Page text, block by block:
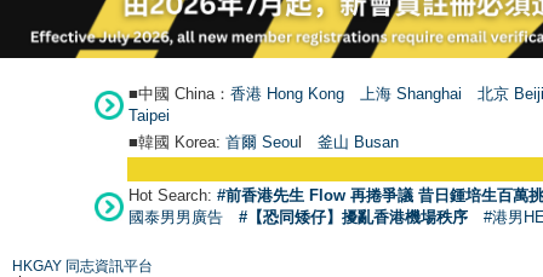
■中國 China： 香港 Hong Kong 上海 Shanghai
北京
Taipei
■韓國 Korea: 首爾 Seoul 釜山 Busan
Hot Search: #前香港先生 Flow 再捲爭議 昔日鍾培生百萬
國泰男男廣告
#【恐同矮仔】擾亂香港機場秩序 #港男
HKGAY 同志資訊平台